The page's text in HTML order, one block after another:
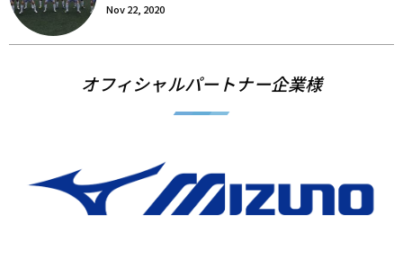
Nov 22, 2020
オフィシャルパートナー企業様